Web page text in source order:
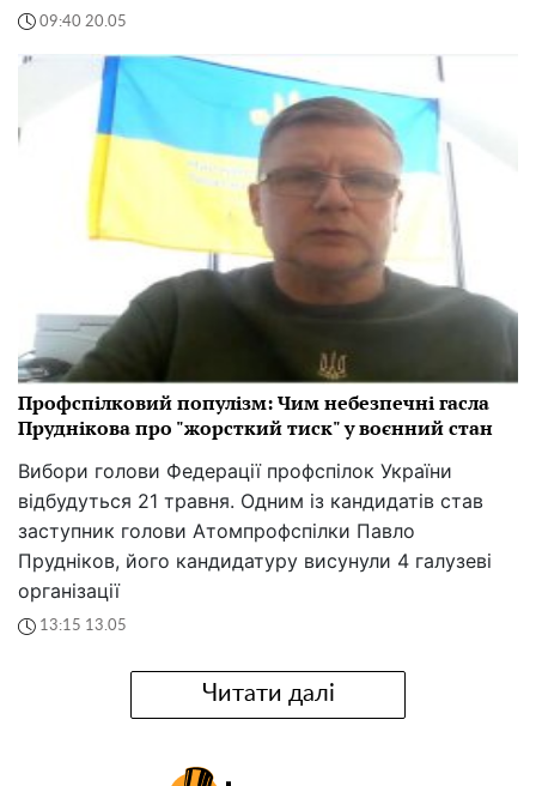
09:40 20.05
Профспілковий популізм: Чим небезпечні гасла
Пруднікова про "жорсткий тиск" у воєнний стан
Вибори голови Федерації профспілок України
відбудуться 21 травня. Одним із кандидатів став
заступник голови Атомпрофспілки Павло
Прудніков, його кандидатуру висунули 4 галузеві
організації
13:15 13.05
Читати далі